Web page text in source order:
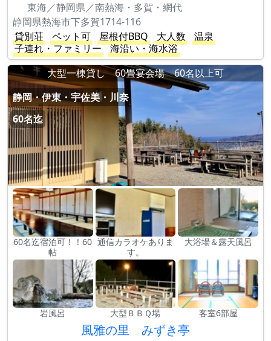
東海／静岡県／南熱海・多賀・網代
静岡県熱海市下多賀1714-116
貸別荘
ペット可 屋根付BBQ 大人数
温泉
子連れ・ファミリー
海沿い・海水浴
大型一棟貸し 60畳宴会場 60名以上可
静岡・伊東・宇佐美・川奈
60名迄
60名迄宿泊可！！60
帖
通信カラオケありま
す。
大浴場＆露天風呂
岩風呂 大型ＢＢＱ場 客室6部屋
風雅の里 みずき亭